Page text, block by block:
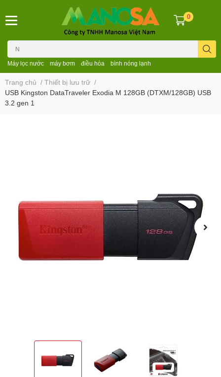
Máy lọc nước máy bơm điều hòa bình nóng lạnh
0
Trang chủ / Thiết bị lưu trữ /
USB Kingston DataTraveler Exodia M 128GB (DTXM/128GB) USB
3.2 gen 1